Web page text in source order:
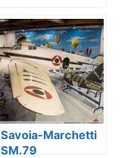
Savoia-Marchetti
SM.79